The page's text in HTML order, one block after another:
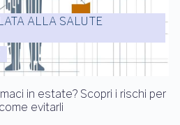
ALLA SALUTE
in estate? Scopri i rischi per
evitarli